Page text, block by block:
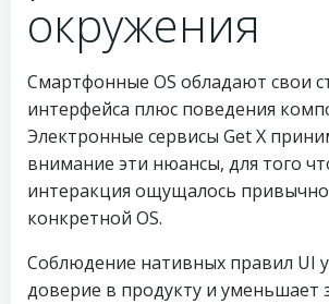
окружения
Смартфонные OS обладают свои
интерфейса плюс поведения
Электронные сервисы Get X
внимание эти нюансы, для того
интеракция ощущалось
конкретной OS.
Соблюдение нативных правил UI
доверие в продукту и уменьшает